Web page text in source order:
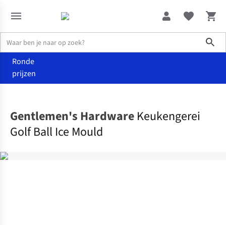
Ronde
prijzen
Gentlemen's Hardware Keukengerei
Golf Ball Ice Mould